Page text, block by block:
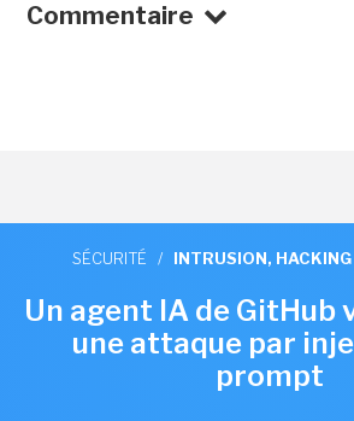
Commentaire
SÉCURITÉ / INTRUSION,
Un agent IA de GitHub
une attaque par
prompt